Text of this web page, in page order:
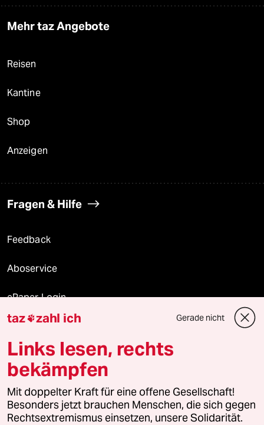
Mehr taz Angebote
Reisen
Kantine
Shop
Anzeigen
Fragen & Hilfe
Feedback
Aboservice
ePaper Login
Downloads für Abonnierende
© 2026 taz Verlags und Vertriebs GmbH
Alle Rechte vorbehalten. Bei rechtlichen Fragen oder für Genehmigungen
wenden Sie sich bitte an
lizenzen@taz.de
taz zahl ich Gerade nicht
Links lesen, rechts
bekämpfen
Mit doppelter Kraft für eine offene Gesellschaft!
Besonders jetzt brauchen Menschen, die sich gegen
Rechtsextremismus einsetzen, unsere Solidarität.